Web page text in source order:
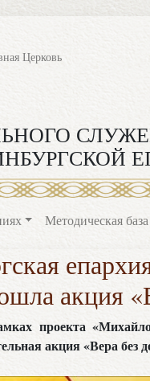
Церковь
Методическая база
акция
проекта
акция «Вера без